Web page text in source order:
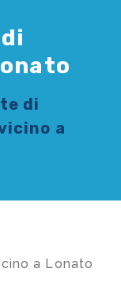
di
a
a Lonato